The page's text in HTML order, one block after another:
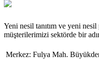
Yeni nesil tanıtım ve yeni
müşterilerimizi sektörde bir
Merkez: Fulya Mah.